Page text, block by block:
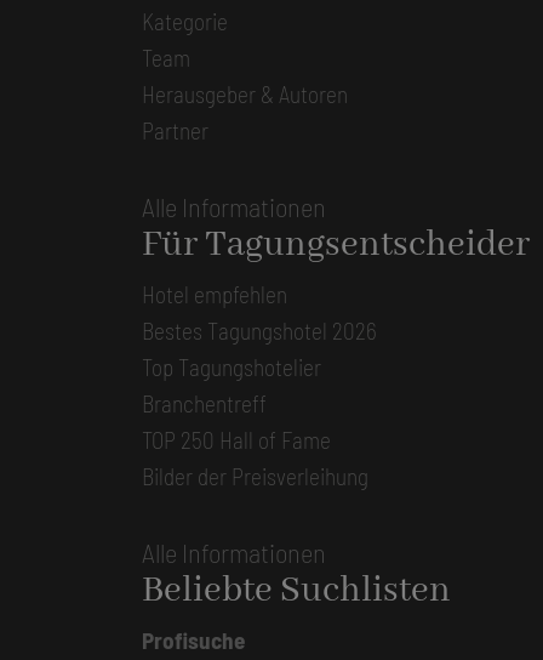
Kategorie
Team
Herausgeber & Autoren
Partner
Alle Informationen
Für Tagungsentscheider
Hotel empfehlen
Bestes Tagungshotel 2026
Top Tagungshotelier
Branchentreff
TOP 250 Hall of Fame
Bilder der Preisverleihung
Alle Informationen
Beliebte Suchlisten
Profisuche